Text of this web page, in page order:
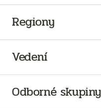
Regiony
Vedení
Odborné skupiny